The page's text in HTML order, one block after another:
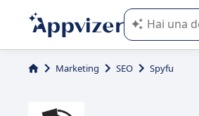
L'IA di
Marketing SEO Spyfu